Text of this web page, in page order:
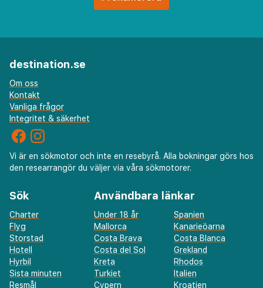
destination.se
Om oss
Kontakt
Vanliga frågor
Integritet & säkerhet
Vi är en sökmotor och inte en resebyrå. Alla bokningar görs hos
den researrangör du väljer via våra sökmotorer.
Sök
Charter
Flyg
Storstad
Hotell
Hyrbil
Sista minuten
Resmål
Användbara länkar
Under 18 år
Spanien
Mallorca
Kanarieöarna
Costa Brava
Costa Blanca
Costa del Sol
Grekland
Kreta
Rhodos
Turkiet
Italien
Cypern
Kroatien